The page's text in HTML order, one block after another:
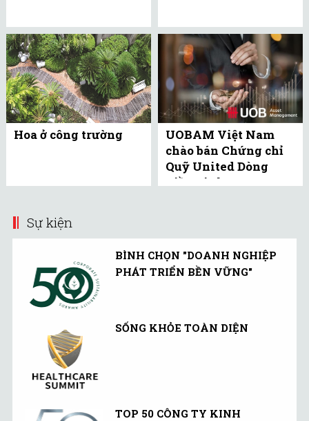
Hoa ở công trường
UOBAM Việt Nam
chào bán Chứng chỉ
Quỹ United Dòng
Tiền Linh Hoạt
Sự kiện
BÌNH CHỌN "DOANH NGHIỆP
PHÁT TRIỂN BỀN VỮNG"
SỐNG KHỎE TOÀN DIỆN
TOP 50 CÔNG TY KINH